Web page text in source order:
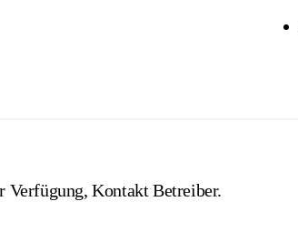
Verfügung, Kontakt Betreiber.